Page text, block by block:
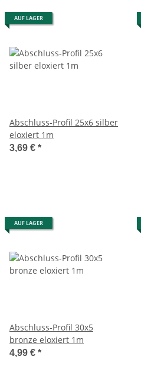
AUF LAGER
Abschluss-Profil 25x6 silber
eloxiert 1m
3,69 € *
AUF LAGER
Abschluss-Profil 30x5
bronze eloxiert 1m
4,99 € *